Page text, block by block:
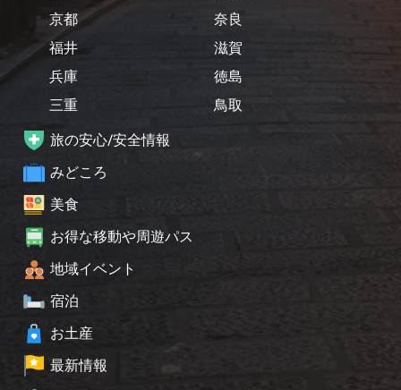
京都
福井
兵庫
三重
奈良
滋賀
徳島
鳥取
旅の安心/安全情報
みどころ
美食
お得な移動や周遊パス
地域イベント
宿泊
お土産
最新情報